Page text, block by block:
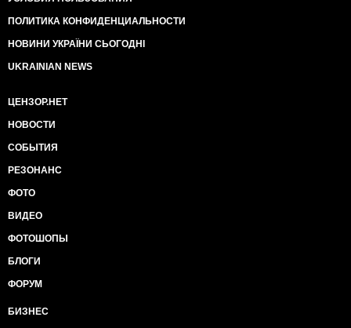
ПОЛИТИКА КОНФИДЕНЦИАЛЬНОСТИ
НОВИНИ УКРАЇНИ СЬОГОДНІ
UKRAINIAN NEWS
ЦЕНЗОР.НЕТ
НОВОСТИ
СОБЫТИЯ
РЕЗОНАНС
ФОТО
ВИДЕО
ФОТОШОПЫ
БЛОГИ
ФОРУМ
БИЗНЕС